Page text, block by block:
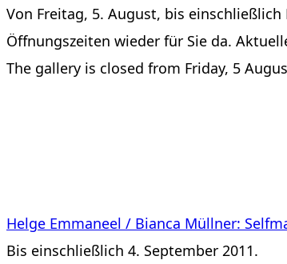
Von Freitag, 5. August, bis
Öffnungszeiten wieder für Sie da.
The gallery is closed from Friday, 5
Helge Emmaneel / Bianca Müllner:
Bis einschließlich 4. September 2011.